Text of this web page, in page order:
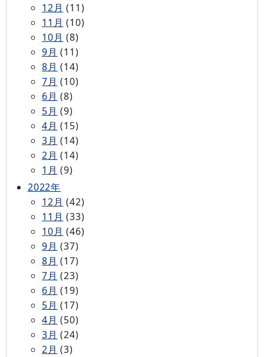
12月 (11)
11月 (10)
10月 (8)
9月 (11)
8月 (14)
7月 (10)
6月 (8)
5月 (9)
4月 (15)
3月 (14)
2月 (14)
1月 (9)
2022年
12月 (42)
11月 (33)
10月 (46)
9月 (37)
8月 (17)
7月 (23)
6月 (19)
5月 (17)
4月 (50)
3月 (24)
2月 (3)